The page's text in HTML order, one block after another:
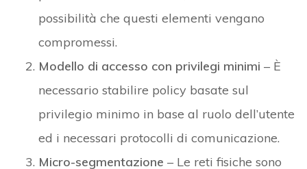
divise in micro-segmenti logici
garantendone la protezione e riducendo il
rischio dato che l’accesso è garantito solo a
coloro che sono stati autorizzati. La micro-
segmentazione mira a mantenere la
superficie di attacco il più piccola possibile,
impedendo movimenti laterali non